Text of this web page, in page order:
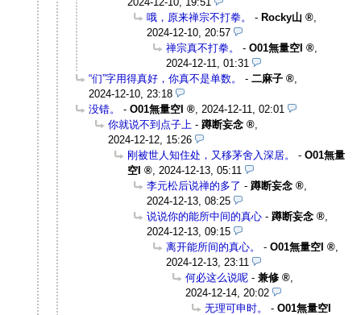
哦，原来禅宗不打拳。
- Rocky山
2024-12-10, 20:57
禅宗真不打拳。
- O01無量空I
2024-12-11, 01:31
“们”字用得真好，你真不是单数。
- 二麻子
2024-12-10, 23:18
没错。
- O01無量空I
2024-12-11, 02:01
你就说不到点子上 - 蹲断妄念
2024-12-12, 15:26
刚被世人知住处，又移茅舍入深居。
- O01無量
空I
2024-12-13, 05:11
李元松后说禅的多了 - 蹲断妄念
2024-12-13, 08:25
说说你的能所中间的真心 - 蹲断妄念
2024-12-13, 09:15
离开能所间的真心。
- O01無量空I
2024-12-13, 23:11
何必这么说呢 - 兼修
2024-12-14, 20:02
无理可申时。
- O01無量空I